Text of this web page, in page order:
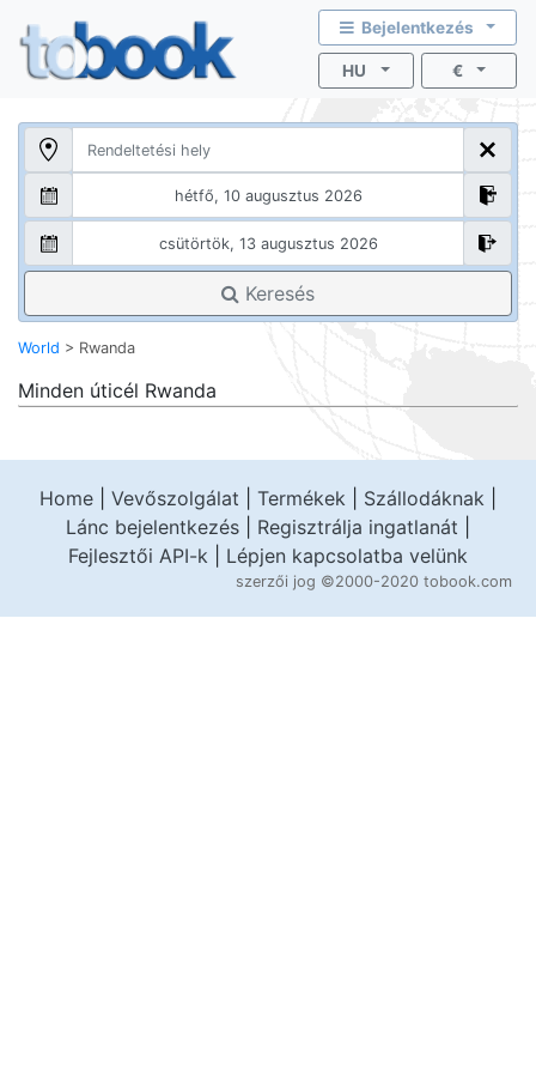
Bejelentkezés
HU €
Keresés
World > Rwanda
Minden úticél Rwanda
Home Vevőszolgálat Termékek Szállodáknak
Lánc bejelentkezés
Regisztrálja ingatlanát
Fejlesztői API-k
Lépjen kapcsolatba velünk
szerzői jog ©2000-2020 tobook.com